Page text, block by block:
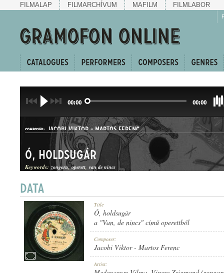
FILMALAP FILMARCHÍVUM MAFILM FILMLABOR
00:00 00:00
COMPOSER: JACOBI VIKTOR-MARTOS FERENC
DAL
Ó, holdsugár
Keywords: zongora operett van de nincs
Title
Ó, holdsugár
a "Van, de nincs" című operettből
Composer:
Jacobi Viktor- Martos Ferenc
Artist: